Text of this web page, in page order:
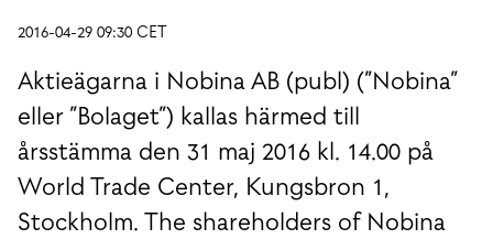
2016-04-29 09:30 CET
Aktieägarna i Nobina AB (publ) (”Nobina”
eller ”Bolaget”) kallas härmed till
årsstämma den 31 maj 2016 kl. 14.00 på
World Trade Center, Kungsbron 1,
Stockholm. The shareholders of Nobina